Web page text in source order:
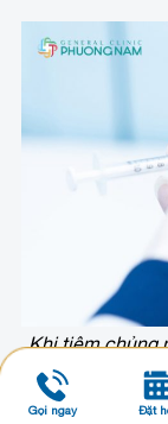
Khi tiêm chủng
đảm bảo chất
Gọi ngay Đặt